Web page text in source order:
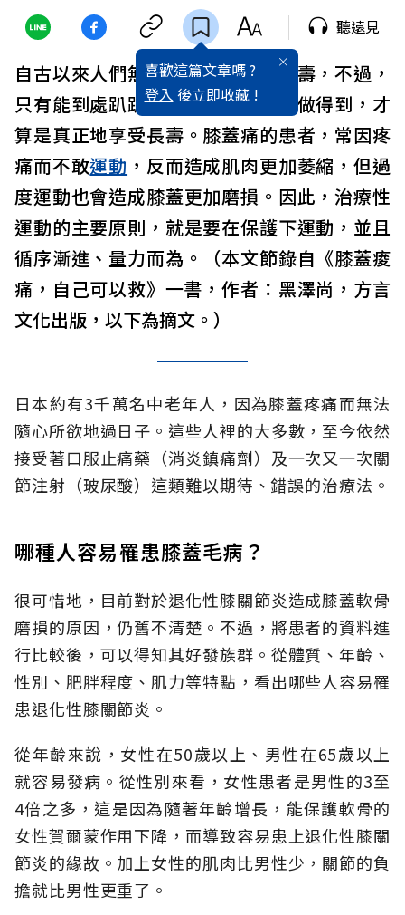
喜歡這篇文章嗎 ?
登入 後立即收藏 !
聽遠見
自古以來人們無不希望自己能夠長壽，不過，
只有能到處趴趴走、凡事都能自己做得到，才
算是真正地享受長壽。膝蓋痛的患者，常因疼
痛而不敢運動 ，反而造成肌肉更加萎縮，但過
度運動也會造成膝蓋更加磨損。因此，治療性
運動的主要原則，就是要在保護下運動，並且
循序漸進、量力而為。（本文節錄自《膝蓋痠
痛，自己可以救》一書，作者：黑澤尚，方言
文化出版，以下為摘文。）
日本約有3千萬名中老年人，因為膝蓋疼痛而無法
隨心所欲地過日子。這些人裡的大多數，至今依然
接受著口服止痛藥（消炎鎮痛劑）及一次又一次關
節注射（玻尿酸）這類難以期待、錯誤的治療法。
哪種人容易罹患膝蓋毛病？
很可惜地，目前對於退化性膝關節炎造成膝蓋軟骨
磨損的原因，仍舊不清楚。不過，將患者的資料進
行比較後，可以得知其好發族群。從體質、年齡、
性別、肥胖程度、肌力等特點，看出哪些人容易罹
患退化性膝關節炎。
從年齡來說，女性在50歲以上、男性在65歲以上
就容易發病。從性別來看，女性患者是男性的3至
4倍之多，這是因為隨著年齡增長，能保護軟骨的
女性賀爾蒙作用下降，而導致容易患上退化性膝關
節炎的緣故。加上女性的肌肉比男性少，關節的負
擔就比男性更重了。